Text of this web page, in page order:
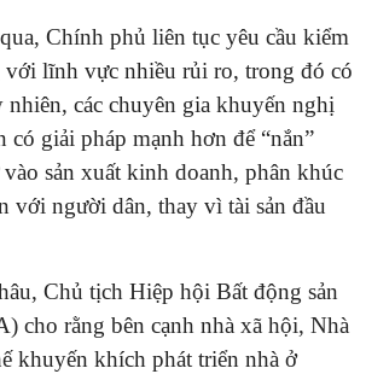
Chính phủ liên tục yêu cầu kiểm
với lĩnh vực nhiều rủi ro, trong đó có
nhiên, các chuyên gia khuyến nghị
có giải pháp mạnh hơn để “nắn”
sản xuất kinh doanh, phân khúc
với người dân, thay vì tài sản đầu
Chủ tịch Hiệp hội Bất động sản
cho rằng bên cạnh nhà xã hội, Nhà
khuyến khích phát triển nhà ở